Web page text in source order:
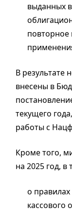
выданных
повторное
В результате
внесены в
текущего
работы с
Кроме того,
на 2025 год, в
о
кассового